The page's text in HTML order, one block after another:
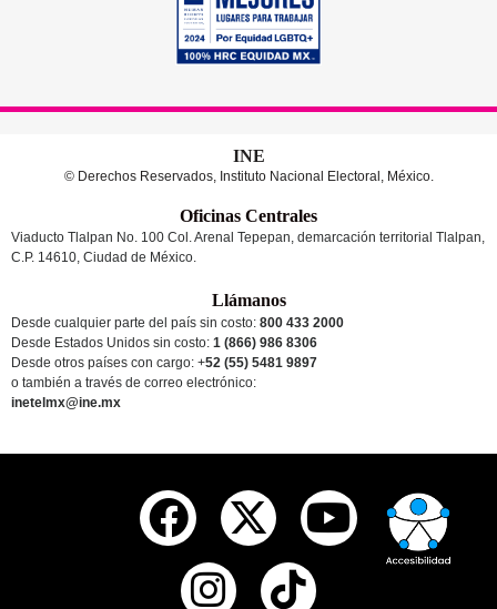
INE
© Derechos Reservados, Instituto Nacional Electoral, México.
Oficinas Centrales
Viaducto Tlalpan No. 100 Col. Arenal Tepepan, demarcación territorial Tlalpan,
C.P. 14610, Ciudad de México.
Llámanos
Desde cualquier parte del país sin costo: 800 433 2000
Desde Estados Unidos sin costo: 1 (866) 986 8306
Desde otros países con cargo: +52 (55) 5481 9897
o también a través de correo electrónico:
inetelmx@ine.mx